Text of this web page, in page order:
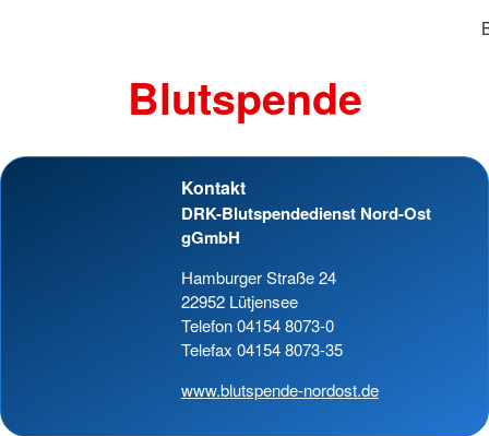
Blutspende
Kontakt
DRK-Blutspendedienst Nord-Ost
gGmbH
Hamburger Straße 24
22952 Lütjensee
Telefon 04154 8073-0
Telefax 04154 8073-35
www.blutspende-nordost.de